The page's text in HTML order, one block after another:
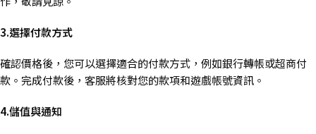
3.選擇付款方式
確認價格後，您可以選擇適合的付款方式，例如銀行轉帳或超商付
款。完成付款後，客服將核對您的款項和遊戲帳號資訊。
4.儲值與通知